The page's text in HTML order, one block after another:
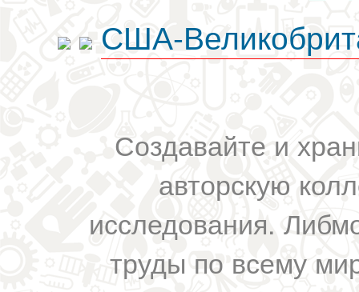
США-
Создавайте и
авторскую
исследования.
труды по всему